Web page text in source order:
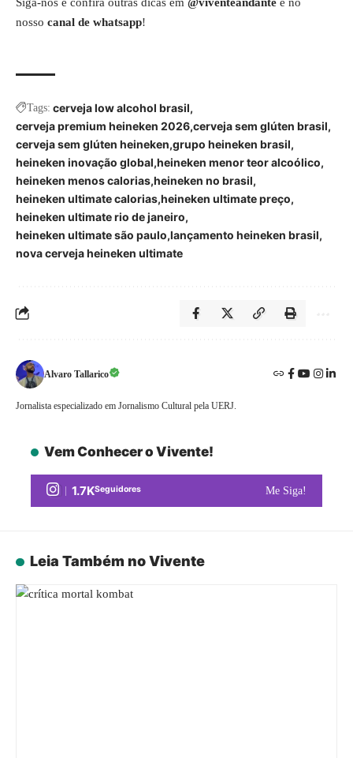
nosso canal de whatsapp!
Tags: cerveja low alcohol brasil
cerveja premium heineken 2026 cerveja sem glúten brasil
cerveja sem glúten heineken grupo heineken brasil
heineken inovação global heineken menor teor alcoólico
heineken menos calorias heineken no brasil
heineken ultimate calorias heineken ultimate preço
heineken ultimate rio de janeiro
heineken ultimate são paulo lançamento heineken brasil
nova cerveja heineken ultimate
Alvaro Tallarico
Jornalista especializado em Jornalismo Cultural pela UERJ.
Vem Conhecer o Vivente!
1.7KSeguidores Me Siga!
Leia Também no Vivente